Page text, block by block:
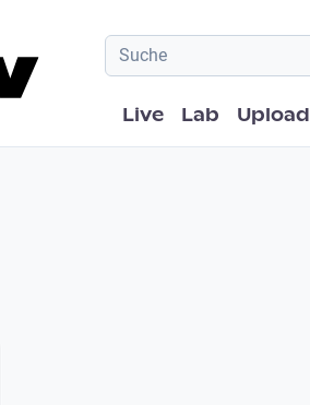
Hauptnavigation
Live Lab Upload